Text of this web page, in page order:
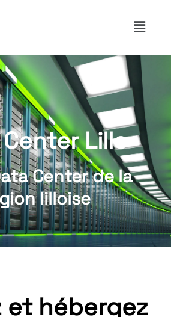
Lille
Center de la
lilloise
et hébergez